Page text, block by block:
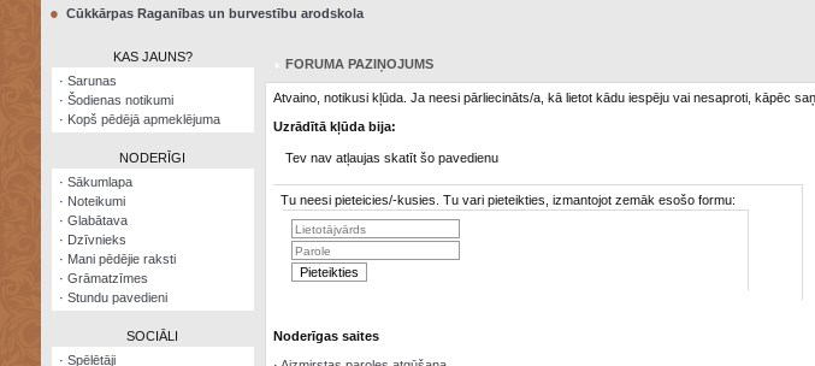
Šodienas
Visatcera
almanahs
● Cūkkārpas Raganības un burvestību arodskola
KAS JAUNS?
· Sarunas
· Šodienas notikumi
· Kopš pēdējā apmeklējuma
NODERĪGI
· Sākumlapa
· Noteikumi
· Glabātava
· Dzīvnieks
· Mani pēdējie raksti
· Grāmatzīmes
· Stundu pavedieni
SOCIĀLI
· Spēlētāji
FORUMA PAZIŅOJUMS
Atvaino, notikusi kļūda. Ja neesi pārliecināts/a, kā lietot kādu iespēju vai nesaproti, kāpēc
Uzrādītā kļūda bija:
Tev nav atļaujas skatīt šo pavedienu
Tu neesi pieteicies/-kusies. Tu vari pieteikties, izmantojot zemāk esošo formu:
Noderīgas saites